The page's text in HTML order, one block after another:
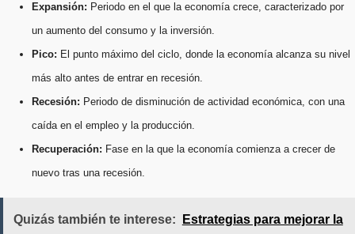
Expansión: Periodo en el que la economía crece, caracterizado por
un aumento del consumo y la inversión.
Pico: El punto máximo del ciclo, donde la economía alcanza su nivel
más alto antes de entrar en recesión.
Recesión: Periodo de disminución de actividad económica, con una
caída en el empleo y la producción.
Recuperación: Fase en la que la economía comienza a crecer de
nuevo tras una recesión.
Quizás también te interese:
Estrategias para mejorar la